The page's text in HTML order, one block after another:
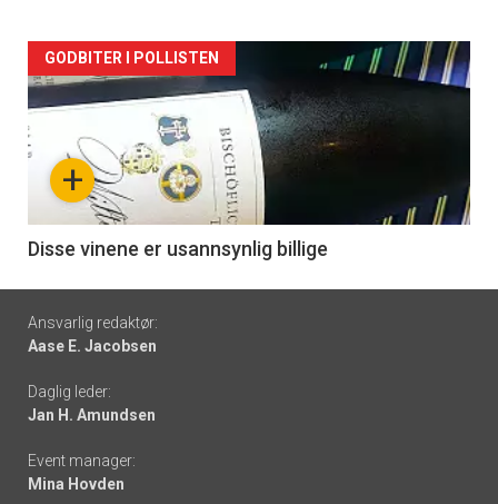
Forsiden
akkurat
nå
6
+
GODBITER I POLLISTEN
Disse vinene er usannsynlig billige
Footer
-
links
Ansvarlig redaktør:
Aase E. Jacobsen
Daglig leder:
Jan H. Amundsen
Event manager:
Mina Hovden